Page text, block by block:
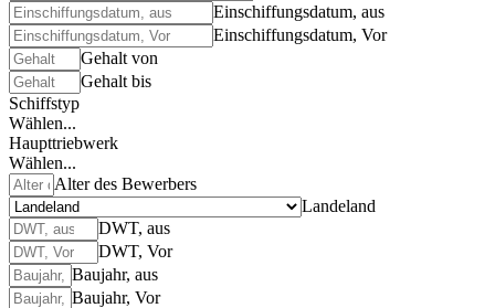
Einschiffungsdatum, aus
Einschiffungsdatum, Vor
Gehalt von
Gehalt bis
Schiffstyp
Wählen...
Haupttriebwerk
Wählen...
Alter des Bewerbers
Landeland
DWT, aus
DWT, Vor
Baujahr, aus
Baujahr, Vor